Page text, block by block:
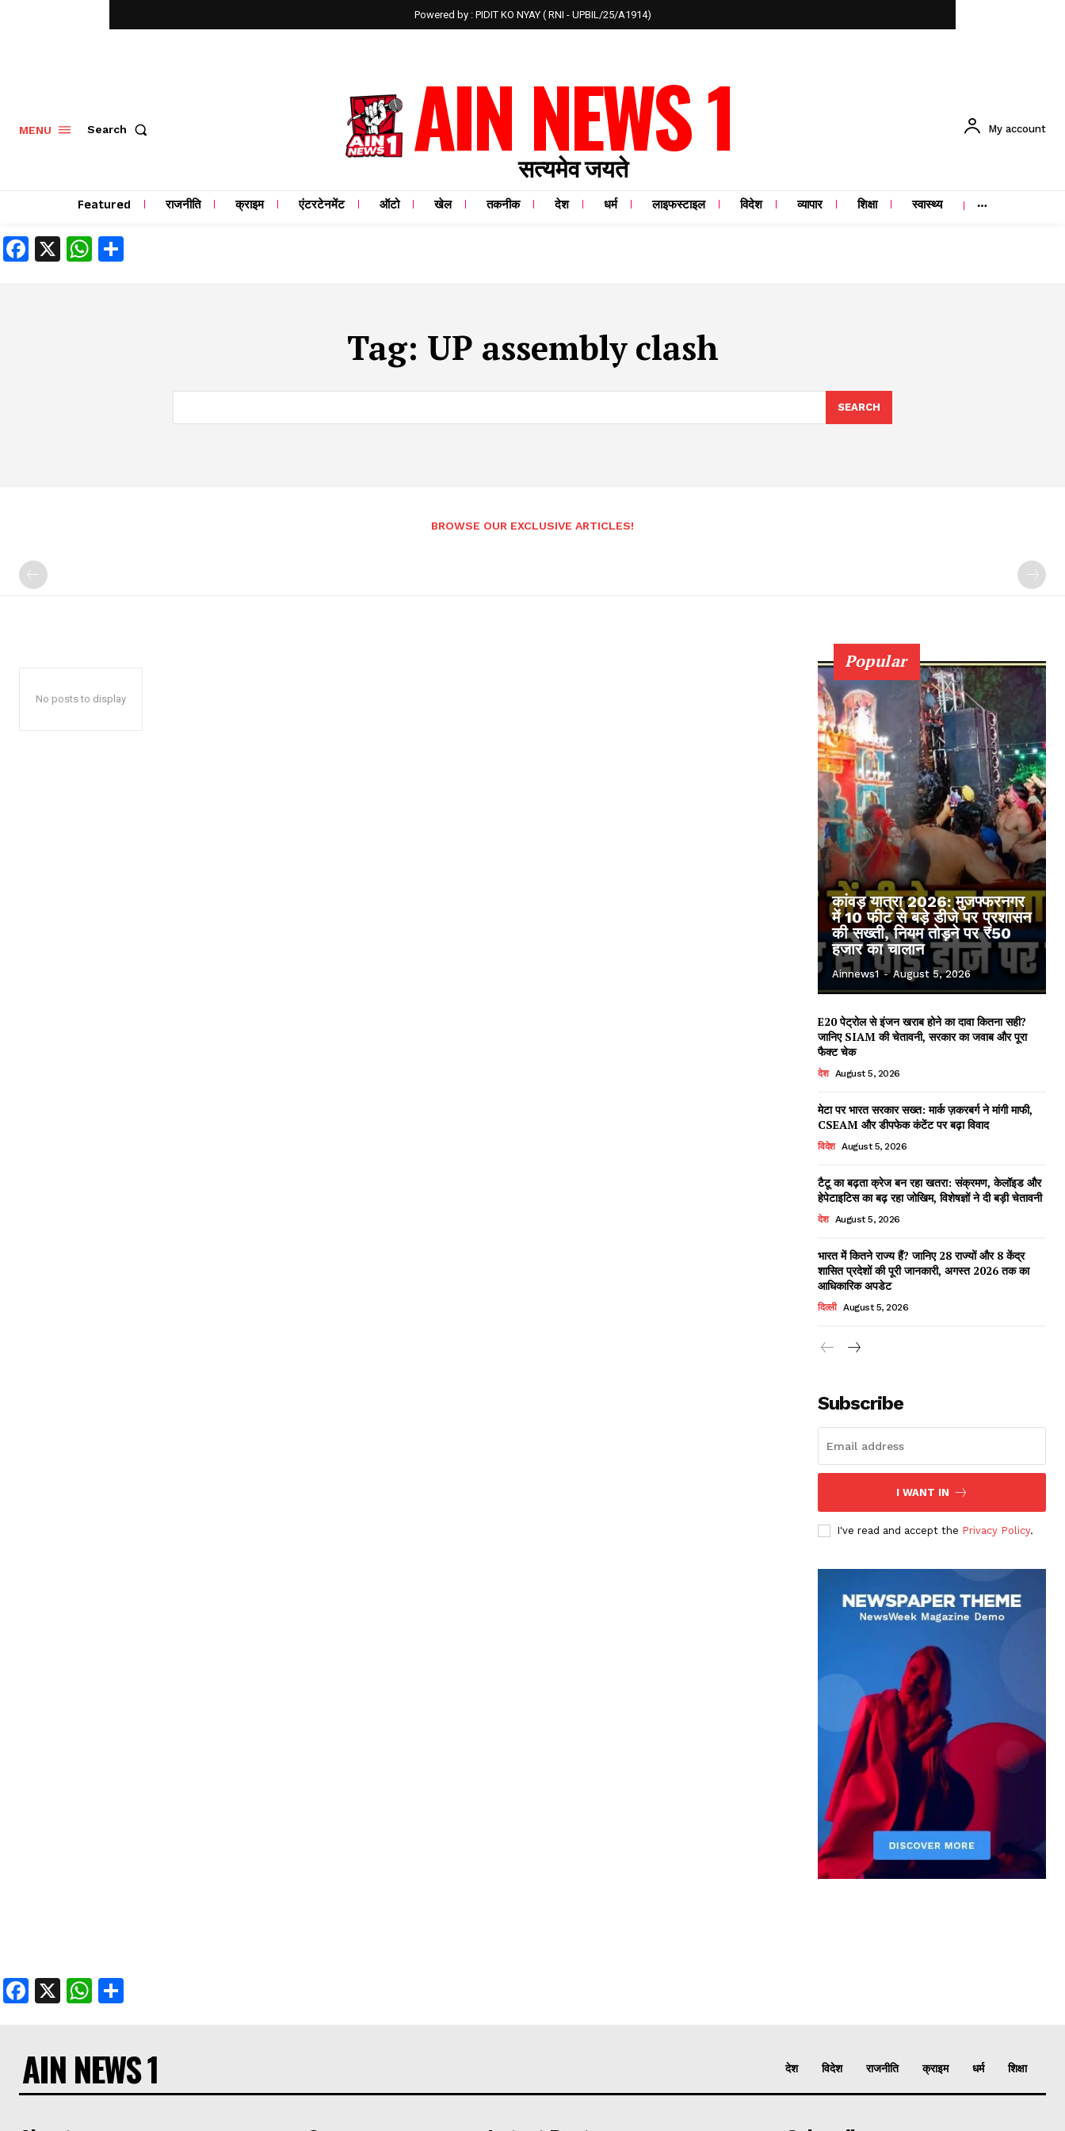
Powered by : PIDIT KO NYAY ( RNI - UPBIL/25/A1914)
MENU Search AIN NEWS 1
सत्यमेव जयते
My account
Featured राजनीति क्राइम एंटरटेनमेंट ऑटो खेल तकनीक देश धर्म लाइफस्टाइल विदेश व्यापार शिक्षा स्वास्थ्य
Facebook
X WhatsApp
Tag: UP assembly clash
SEARCH
BROWSE OUR EXCLUSIVE ARTICLES!
No posts to display
Popular
कांवड़ यात्रा 2026: मुजफ्फरनगर
में 10 फीट से बड़े डीजे पर प्रशासन
की सख्ती, नियम तोड़ने पर ₹50
हजार का चालान
Ainnews1 - August 5, 2026
E20 पेट्रोल से इंजन खराब होने का दावा कितना सही?
जानिए SIAM की चेतावनी, सरकार का जवाब और पूरा
फैक्ट चेक
देश August 5, 2026
मेटा पर भारत सरकार सख्त: मार्क ज़करबर्ग ने मांगी माफी,
CSEAM और डीपफेक कंटेंट पर बढ़ा विवाद
विदेश August 5, 2026
टैटू का बढ़ता क्रेज बन रहा खतरा: संक्रमण, केलॉइड और
हेपेटाइटिस का बढ़ रहा जोखिम, विशेषज्ञों ने दी बड़ी चेतावनी
देश August 5, 2026
भारत में कितने राज्य हैं? जानिए 28 राज्यों और 8 केंद्र
शासित प्रदेशों की पूरी जानकारी, अगस्त 2026 तक का
आधिकारिक अपडेट
दिल्ली August 5, 2026
Subscribe
I WANT IN
I've read and accept the Privacy Policy.
Facebook
X WhatsApp
AIN NEWS 1 देश विदेश राजनीति क्राइम धर्म शिक्षा